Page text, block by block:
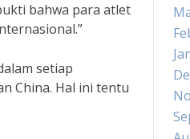
bahwa para atlet
setiap
China. Hal ini tentu